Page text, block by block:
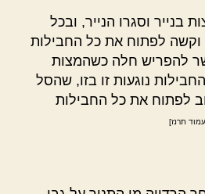
בנייר וסגרו הנייר, ובכל
וקשה לפתוח את כל החבילות
להפריש חלה כשהמצות
נוגעות זו בזו, שהסל
לפתוח את כל החבילות
תרנז]